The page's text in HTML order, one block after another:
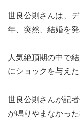
世良公則さんは、
年、突然、結婚を発
人気絶頂期の中で
にショックを与えた
世良公則さんが記
が鳴りやまなかっ